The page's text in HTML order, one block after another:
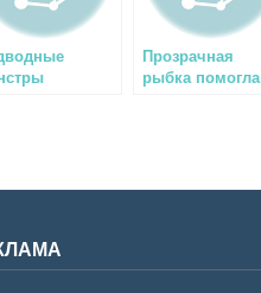
Прозрачная
рыбка помогла